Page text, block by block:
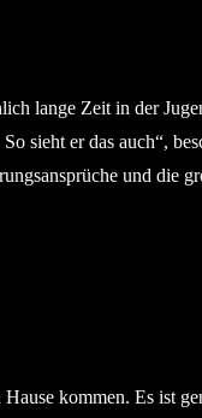
lange Zeit in der
sieht er das auch“,
und die
kommen. Es ist